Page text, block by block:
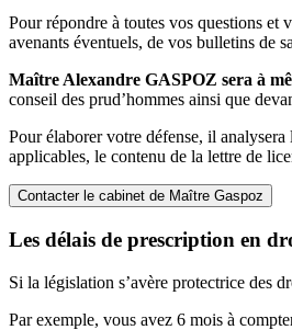
Pour répondre à toutes vos questions et
avenants éventuels, de vos bulletins de
Maître Alexandre GASPOZ sera à
conseil des prud’hommes ainsi que
Pour élaborer votre défense, il
applicables, le contenu de la lettre de
Contacter le cabinet de Maître Gaspoz
Les délais de prescription en
Si la législation s’avère protectrice des
Par exemple, vous avez 6 mois à